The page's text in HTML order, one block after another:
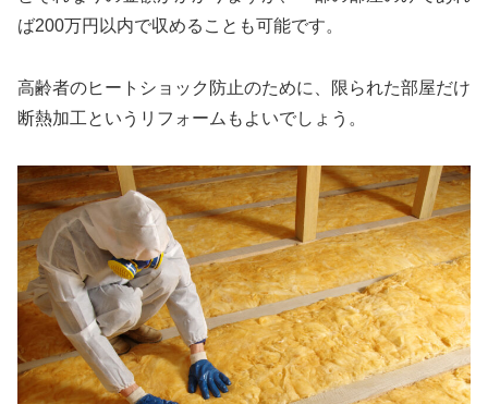
ば200万円以内で収めることも可能です。
高齢者のヒートショック防止のために、限られた部屋だけ
断熱加工というリフォームもよいでしょう。